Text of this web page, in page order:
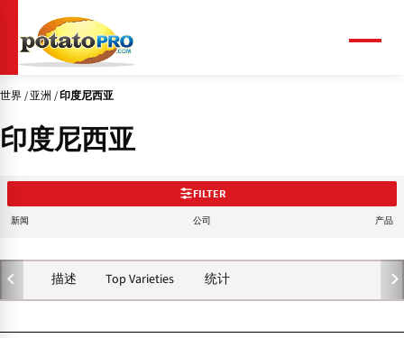
到
主
要
容
世界 亚洲 印度尼西亚
印度尼西亚
FILTER
新闻 公司 产品
描述 Top Varieties 统计